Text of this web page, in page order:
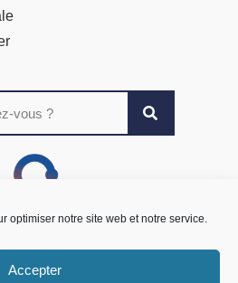
optimiser notre site web et notre service.
Accepter